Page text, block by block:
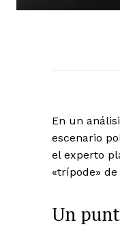
En un
escenario
el experto
«trípode»
Un